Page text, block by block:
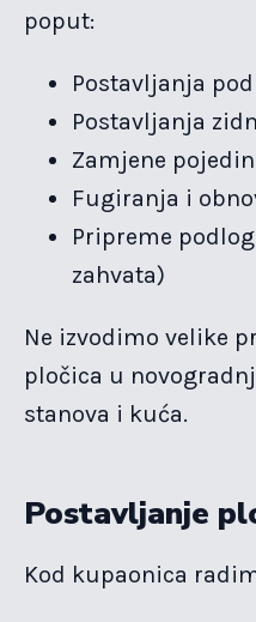
poput:
Postavljanja
Postavljanja
Zamjene
Fugiranja i
Pripreme
zahvata)
Ne izvodimo velike
pločica u
stanova i kuća.
Postavljanje
Kod kupaonica